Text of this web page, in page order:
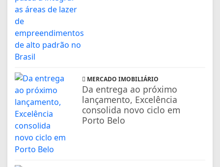
MERCADO IMOBILIÁRIO
Da entrega ao próximo
lançamento, Excelência
consolida novo ciclo em
Porto Belo